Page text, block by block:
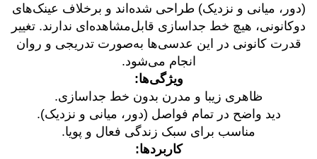
(دور، میانی و نزدیک) طراحی شده‌اند و برخلاف عینک‌های
دوکانونی، هیچ خط جداسازی قابل‌مشاهده‌ای ندارند. تغییر
قدرت کانونی در این عدسی‌ها به‌صورت تدریجی و روان
انجام می‌شود.
ویژگی‌ها:
ظاهری زیبا و مدرن بدون خط جداسازی.
دید واضح در تمام فواصل (دور، میانی و نزدیک).
مناسب برای سبک زندگی فعال و پویا.
کاربردها: